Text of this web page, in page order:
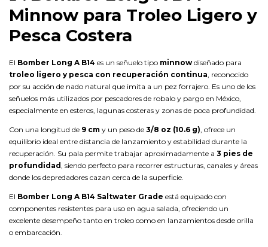
Minnow para Troleo Ligero y
Pesca Costera
El Bomber Long A B14 es un señuelo tipo minnow diseñado para
troleo ligero y pesca con recuperación continua , reconocido
por su acción de nado natural que imita a un pez forrajero. Es uno de los
señuelos más utilizados por pescadores de robalo y pargo en México,
especialmente en esteros, lagunas costeras y zonas de poca profundidad.
Con una longitud de 9 cm y un peso de 3/8 oz (10.6 g) , ofrece un
equilibrio ideal entre distancia de lanzamiento y estabilidad durante la
recuperación. Su pala permite trabajar aproximadamente a 3 pies de
profundidad , siendo perfecto para recorrer estructuras, canales y áreas
donde los depredadores cazan cerca de la superficie.
El Bomber Long A B14 Saltwater Grade está equipado con
componentes resistentes para uso en agua salada, ofreciendo un
excelente desempeño tanto en troleo como en lanzamientos desde orilla
o embarcación.